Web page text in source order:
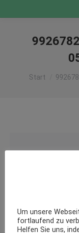
Sie befinden
Start
Um unsere
fortlaufend zu
Helfen Sie uns,